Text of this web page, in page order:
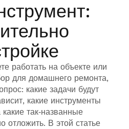
работать на объекте или
для домашнего ремонта,
какие задачи будут
какие инструменты
так‑названные
отложить. В этой статье